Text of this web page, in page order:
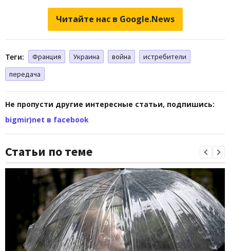
Читайте нас в Google.News
Теги: Франция Украина война
истребители
передача
Не пропусти другие интересные статьи, подпишись:
bigmir)net в facebook
Статьи по теме